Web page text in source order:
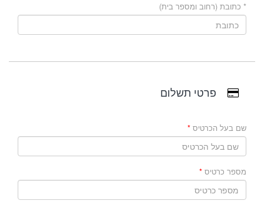
* כתובת (רחוב ומספר בית)
פרטי תשלום
שם בעל הכרטיס
מספר כרטיס